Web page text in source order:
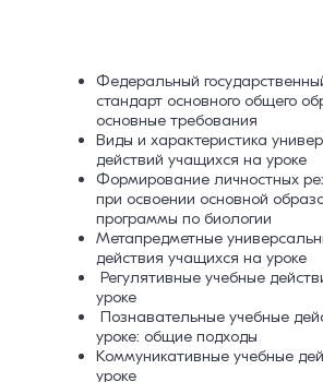
Федеральный
стандарт основного общего
основные требования
Виды и характеристика
действий учащихся на уроке
Формирование личностных
при освоении основной
программы по биологии
Метапредметные
действия учащихся на уроке
Регулятивные учебные
уроке
Познавательные учебные
уроке: общие подходы
Коммуникативные учебные
уроке